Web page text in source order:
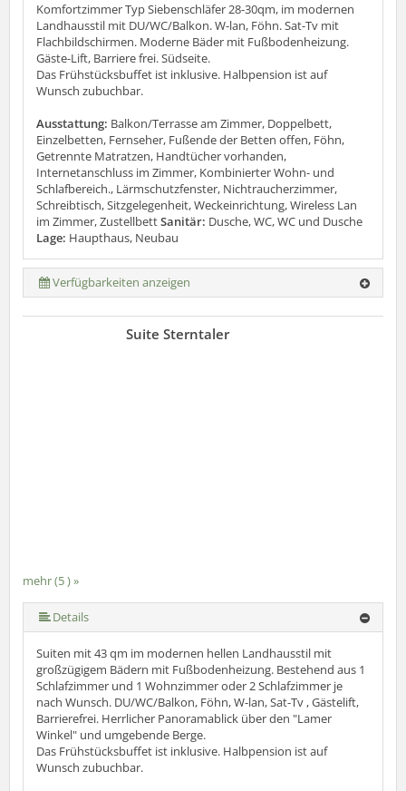
Komfortzimmer Typ Siebenschläfer 28-30qm, im modernen
Landhausstil mit DU/WC/Balkon. W-lan, Föhn. Sat-Tv mit
Flachbildschirmen. Moderne Bäder mit Fußbodenheizung.
Gäste-Lift, Barriere frei. Südseite.
Das Frühstücksbuffet ist inklusive. Halbpension ist auf
Wunsch zubuchbar.
Ausstattung: Balkon/Terrasse am Zimmer, Doppelbett,
Einzelbetten, Fernseher, Fußende der Betten offen, Föhn,
Getrennte Matratzen, Handtücher vorhanden,
Internetanschluss im Zimmer, Kombinierter Wohn- und
Schlafbereich., Lärmschutzfenster, Nichtraucherzimmer,
Schreibtisch, Sitzgelegenheit, Weckeinrichtung, Wireless Lan
im Zimmer, ZustellbettSanitär: Dusche, WC, WC und Dusche
Lage: Haupthaus, Neubau
Verfügbarkeiten anzeigen
mehr (5 ) »
mehr (5 ) »
Suite Sterntaler
Details
Suiten mit 43 qm im modernen hellen Landhausstil mit
großzügigem Bädern mit Fußbodenheizung. Bestehend aus 1
Schlafzimmer und 1 Wohnzimmer oder 2 Schlafzimmer je
nach Wunsch. DU/WC/Balkon, Föhn, W-lan, Sat-Tv , Gästelift,
Barrierefrei. Herrlicher Panoramablick über den "Lamer
Winkel" und umgebende Berge.
Das Frühstücksbuffet ist inklusive. Halbpension ist auf
Wunsch zubuchbar.